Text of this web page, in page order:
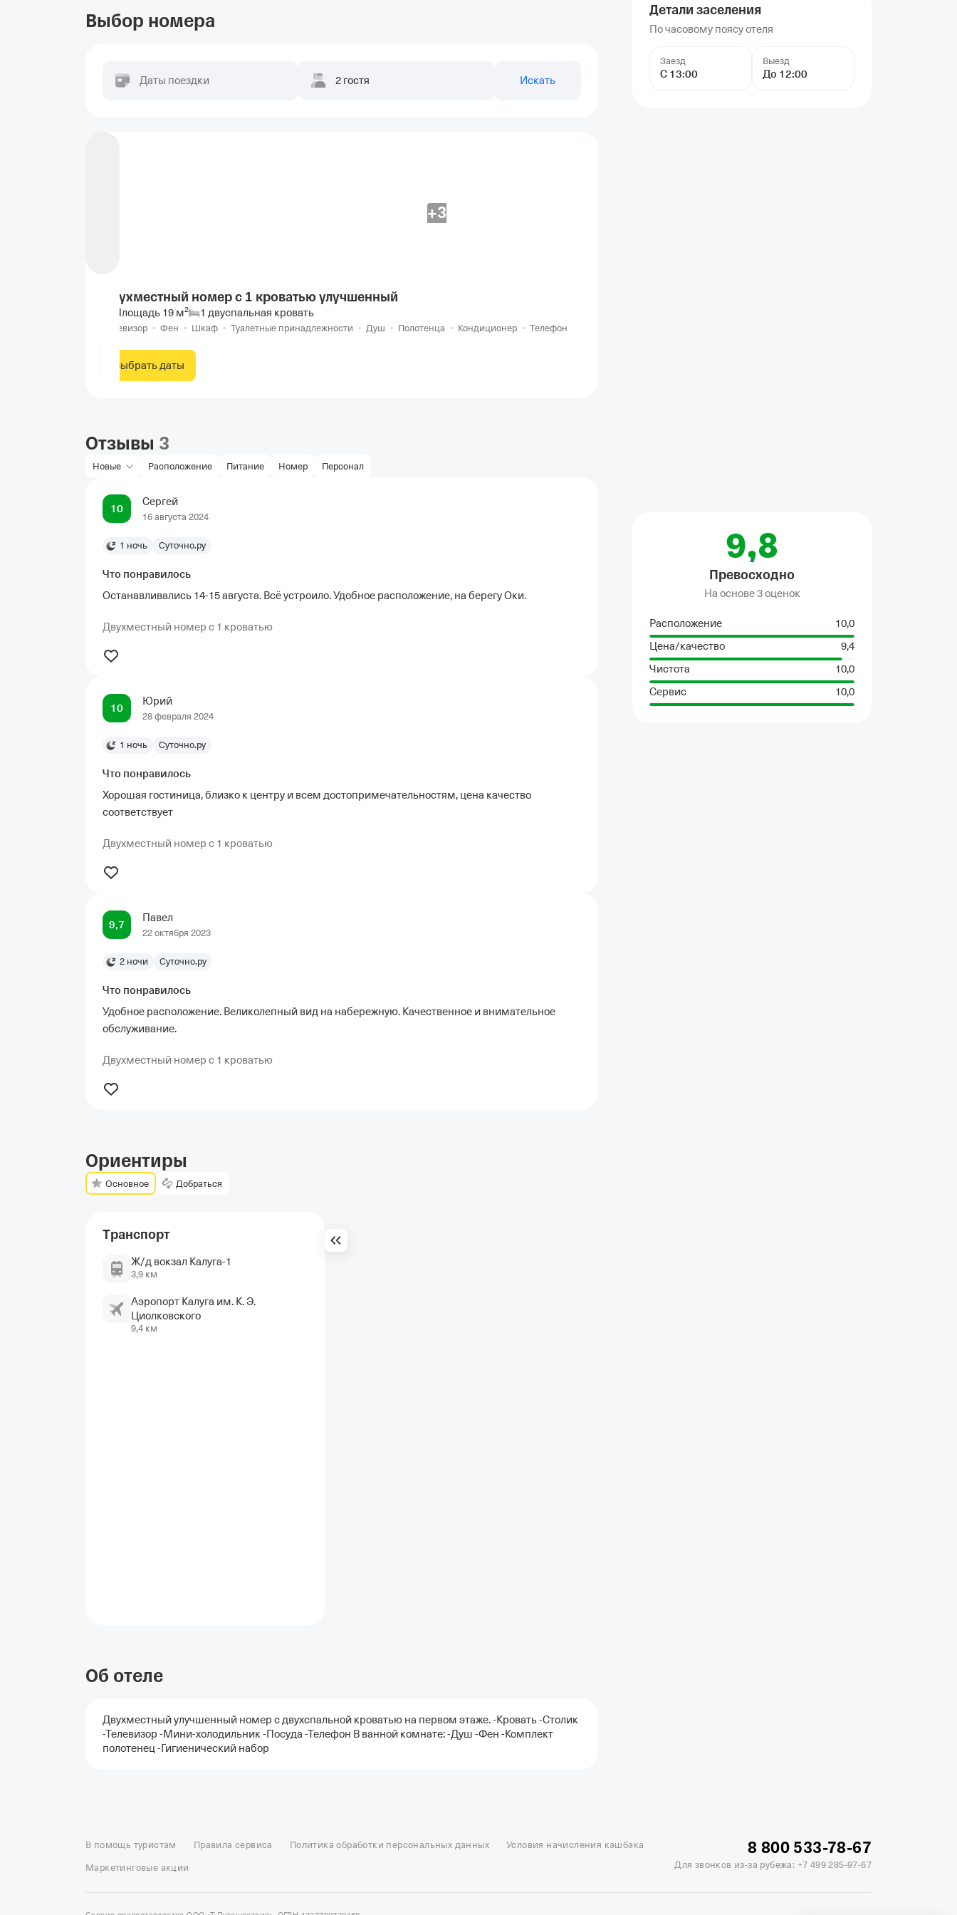
Детали заселения
По часовому поясу отеля
Заезд
С 13:00
Выезд
До 12:00
Выбор номера
Даты поездки 2 гостя Искать
+3
Двухместный номер с 1 кроватью улучшенный
Площадь 19 м2 1 двуспальная кровать
Телевизор • Фен • Шкаф • Туалетные принадлежности • Душ • Полотенца • Кондиционер • Телефон
Выбрать даты
9,8
Превосходно
На основе3 оценок
Расположение
10,0
Цена/качество
9,4
Чистота
10,0
Сервис
10,0
Отзывы 3
Новые Расположение Питание Номер Персонал
10
Сергей
16 августа 2024
1 ночь Суточно.ру
Что понравилось
Останавливались 14-15 августа. Всё устроило. Удобное расположение, на берегу Оки.
Двухместный номер с 1 кроватью
10
Юрий
28 февраля 2024
1 ночь Суточно.ру
Что понравилось
Хорошая гостиница, близко к центру и всем достопримечательностям, цена качество
соответствует
Двухместный номер с 1 кроватью
9,7
Павел
22 октября 2023
2 ночи Суточно.ру
Что понравилось
Удобное расположение. Великолепный вид на набережную. Качественное и внимательное
обслуживание.
Двухместный номер с 1 кроватью
Ориентиры
Основное Добраться
Транспорт
Ж/д вокзал Калуга-1
3,9 км
Аэропорт Калуга им. К. Э.
Циолковского
9,4 км
Об отеле
Двухместный улучшенный номер с двухспальной кроватью на первом этаже. -Кровать -Столик
-Телевизор -Мини-холодильник -Посуда -Телефон В ванной комнате: -Душ -Фен -Комплект
полотенец -Гигиенический набор
Отель Космос в Москве
Отель Президент Отель Рэдиссон в Сочи Отель Гринвуд Отель Soluxe в Москве
Отель Измайлово Альфа
Отели в Сочи Отели в Ярославле Отели в Абхазии Отели в Сортавале Еще
В помощь туристам Правила сервиса Политика обработки персональных данных Условия начисления кэшбэка
Маркетинговые акции
8 800 533-78-67
Для звонков из-за рубежа: +7 499 285-97-67